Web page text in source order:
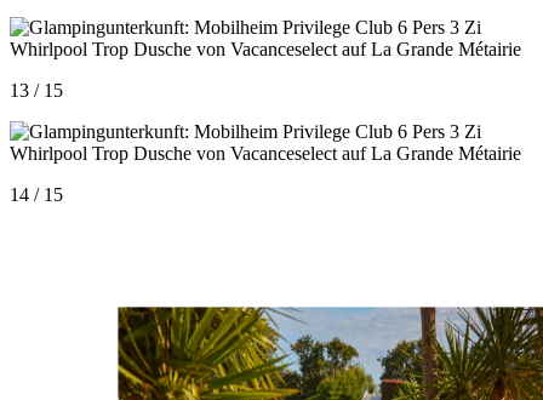
13 / 15
14 / 15